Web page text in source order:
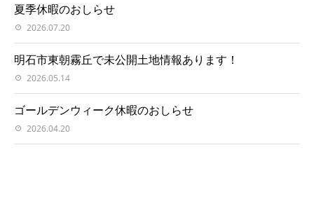
夏季休暇のおしらせ
2026.07.20
明石市東朝霧丘で未公開土地情報あります！
2026.05.14
ゴールデンウィーク休暇のおしらせ
2026.04.20